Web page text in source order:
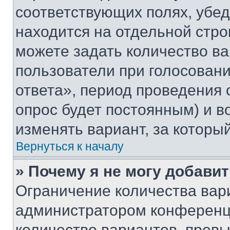
соответствующих полях,
находится на отдельной
можете задать количество
пользователи при
ответа», период проведения
опрос будет постоянным) и
изменять вариант, за
Вернуться к началу
» Почему я не могу
Ограничение количества
администратором